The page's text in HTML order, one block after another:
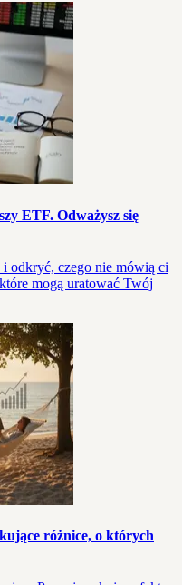
ETF. Odważysz się
odkryć, czego nie mówią ci
mogą uratować Twój
różnice, o których